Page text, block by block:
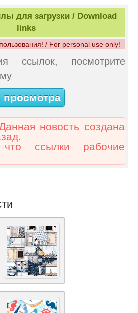
для загрузки / Download
links
/ For personal use only!
ссылок, посмотрите
новость создана
что ссылки рабочие